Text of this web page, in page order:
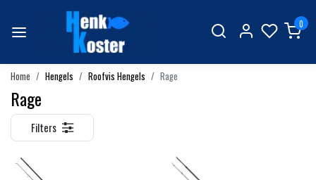
0
Home Hengels Roofvis Hengels Rage
Rage
Filters